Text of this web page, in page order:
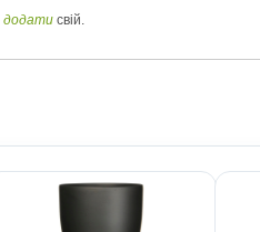
додати свій.